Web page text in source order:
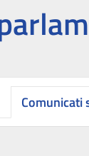
Comunicati